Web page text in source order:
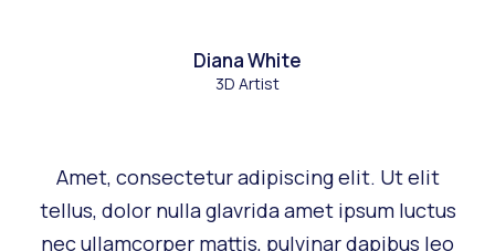
Diana White
3D Artist
Amet, consectetur adipiscing elit. Ut elit
tellus, dolor nulla glavrida amet ipsum luctus
nec ullamcorper mattis, pulvinar dapibus leo